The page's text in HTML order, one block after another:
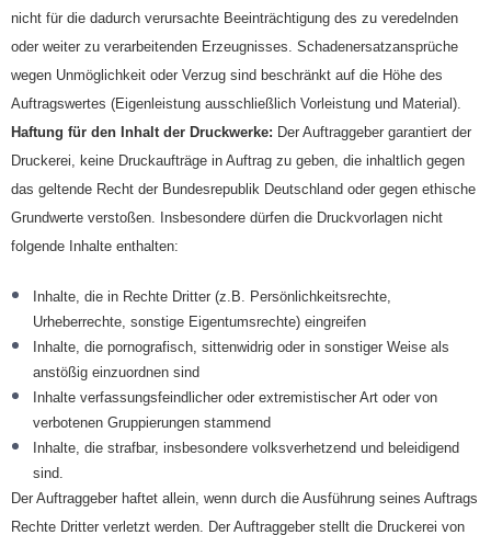
nicht für die dadurch verursachte Beeinträchtigung des zu veredelnden
oder weiter zu verarbeitenden Erzeugnisses. Schadenersatzansprüche
wegen Unmöglichkeit oder Verzug sind beschränkt auf die Höhe des
Auftragswertes (Eigenleistung ausschließlich Vorleistung und Material).
Haftung für den Inhalt der Druckwerke: Der Auftraggeber garantiert der
Druckerei, keine Druckaufträge in Auftrag zu geben, die inhaltlich gegen
das geltende Recht der Bundesrepublik Deutschland oder gegen ethische
Grundwerte verstoßen. Insbesondere dürfen die Druckvorlagen nicht
folgende Inhalte enthalten:
Inhalte, die in Rechte Dritter (z.B. Persönlichkeitsrechte,
Urheberrechte, sonstige Eigentumsrechte) eingreifen
Inhalte, die pornografisch, sittenwidrig oder in sonstiger Weise als
anstößig einzuordnen sind
Inhalte verfassungsfeindlicher oder extremistischer Art oder von
verbotenen Gruppierungen stammend
Inhalte, die strafbar, insbesondere volksverhetzend und beleidigend
sind.
Der Auftraggeber haftet allein, wenn durch die Ausführung seines Auftrags
Rechte Dritter verletzt werden. Der Auftraggeber stellt die Druckerei von